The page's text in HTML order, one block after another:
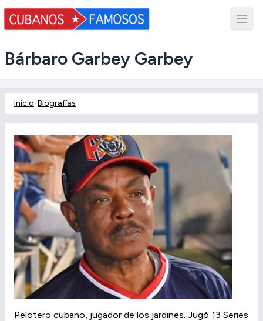
Bárbaro Garbey Garbey
Inicio-Biografías
Pelotero cubano, jugador de los jardines. Jugó 13 Series